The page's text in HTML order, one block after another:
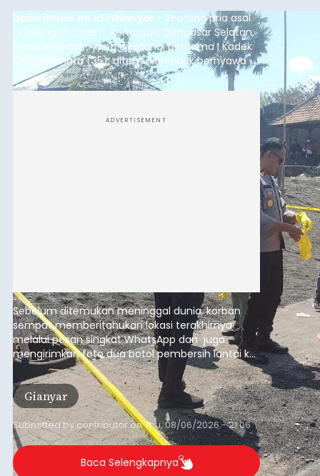
balitribune.co.id I Gianyar - Seorang pria asal
Lingkungan Dalem, Pemogan, Denpasar Selatan,
Kota Denpasar, yang diketahui bernama I Kadek
Dedi Wiranata (35), ditemukan tidak bernyawa di
pesisir Pantai Purnama, Sukawati.
ADVERTISEMENT
Sebelum ditemukan meninggal dunia, korban
sempat memberitahukan lokasi terakhirnya
melalui pesan singkat WhatsApp dan juga
mengirimkan foto dua botol pembersih lantai ke
istrinya.
Gianyar
Submitted by contributoronThu, 08/06/2026 - 21:06
Baca Selengkapnya